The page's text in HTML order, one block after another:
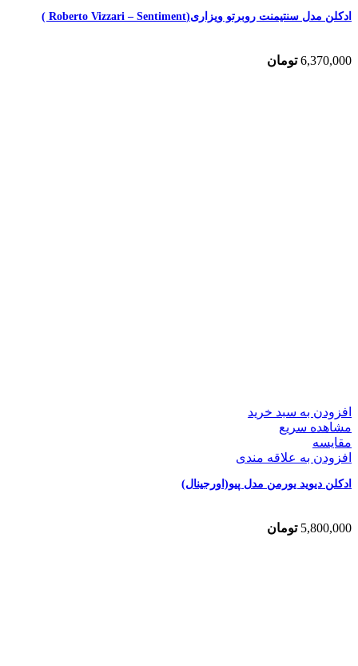
ادکلن مدل سنتیمنت روبرتو ویزاری(Roberto Vizzari – Sentiment )
6,370,000 تومان
افزودن به سبد خرید
مشاهده سریع
مقایسه
افزودن به علاقه مندی
ادکلن دیوید یورمن مدل پیو(اورجینال)
5,800,000 تومان